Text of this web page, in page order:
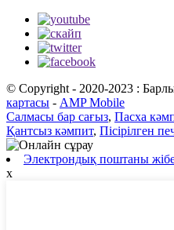
© Copyright - 2020-2023 :
картасы - AMP Mobile
Салмасы бар сағыз, Пасха
Қантсыз кәмпит, Пісірілген
Электрондық поштаны
x